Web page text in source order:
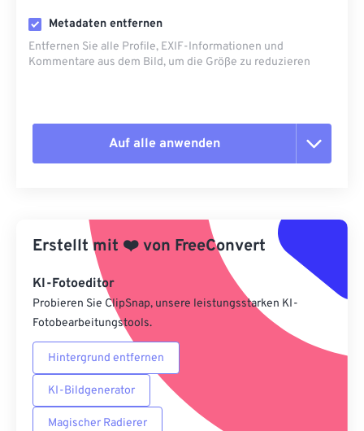
Metadaten entfernen
Entfernen Sie alle Profile, EXIF-Informationen und
Kommentare aus dem Bild, um die Größe zu reduzieren
Auf alle anwenden
Aus Vorgabe anwenden
Als Vorgabe speichern
Erstellt mit ❤️von FreeConvert
KI-Fotoeditor
Probieren Sie ClipSnap, unsere leistungsstarken KI-
Fotobearbeitungstools.
Hintergrund entfernen
KI-Bildgenerator
Magischer Radierer